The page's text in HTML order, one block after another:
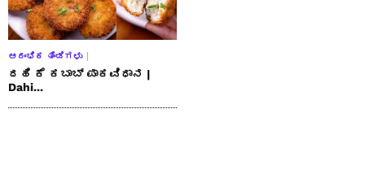
ಆರಂಭಿಕ ತಿಂಡಿಗಳು
ದಹಿ ಕೆ ಕಬಾಬ್ ಪಾಕವಿಧಾನ |
Dahi...